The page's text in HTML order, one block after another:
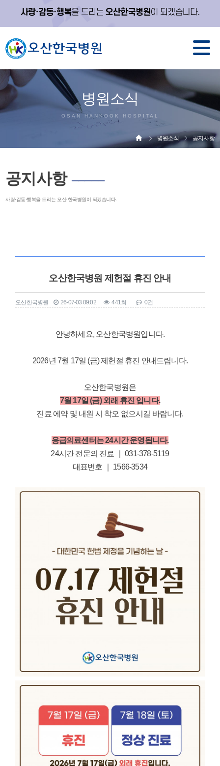
병원소식
OSAN HANKOOK HOSPITAL
병원소식 공지사항
공지사항 ─────
사랑·감동·행복을 드리는 오산 한국병원이 되겠습니다.
오산한국병원 제헌절 휴진 안내
오산한국병원 26-07-03 09:02 441회 0건
안녕하세요, 오산한국병원입니다.
2026년 7월 17일 (금) 제헌절 휴진 안내드립니다.
오산한국병원은
7월 17일 (금) 외래 휴진 입니다.
진료 에약 및 내원 시 착오 없으시길 바랍니다.
응급의료센터는 24시간 운영됩니다.
24시간 전문의 진료 ｜ 031-378-5119
대표번호 ｜ 1566-3534